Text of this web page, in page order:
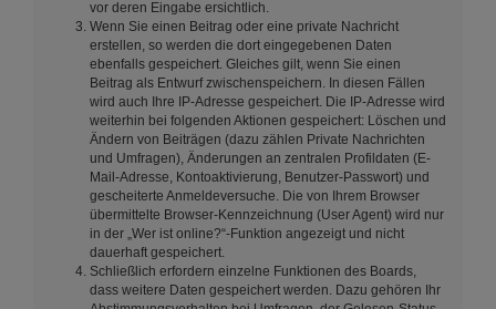
vor deren Eingabe ersichtlich.
Wenn Sie einen Beitrag oder eine private Nachricht
erstellen, so werden die dort eingegebenen Daten
ebenfalls gespeichert. Gleiches gilt, wenn Sie einen
Beitrag als Entwurf zwischenspeichern. In diesen Fällen
wird auch Ihre IP-Adresse gespeichert. Die IP-Adresse wird
weiterhin bei folgenden Aktionen gespeichert: Löschen und
Ändern von Beiträgen (dazu zählen Private Nachrichten
und Umfragen), Änderungen an zentralen Profildaten (E-
Mail-Adresse, Kontoaktivierung, Benutzer-Passwort) und
gescheiterte Anmeldeversuche. Die von Ihrem Browser
übermittelte Browser-Kennzeichnung (User Agent) wird nur
in der „Wer ist online?“-Funktion angezeigt und nicht
dauerhaft gespeichert.
Schließlich erfordern einzelne Funktionen des Boards,
dass weitere Daten gespeichert werden. Dazu gehören Ihr